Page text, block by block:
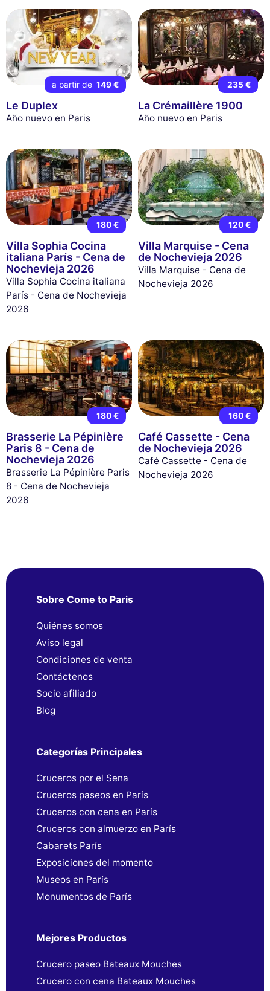
a partir de 149 €
Le Duplex
Año nuevo en Paris
235 €
La Crémaillère 1900
Año nuevo en Paris
180 €
Villa Sophia Cocina
italiana París - Cena de
Nochevieja 2026
Villa Sophia Cocina italiana
París - Cena de Nochevieja
2026
120 €
Villa Marquise - Cena
de Nochevieja 2026
Villa Marquise - Cena de
Nochevieja 2026
180 €
Brasserie La Pépinière
Paris 8 - Cena de
Nochevieja 2026
Brasserie La Pépinière Paris
8 - Cena de Nochevieja
2026
160 €
Café Cassette - Cena
de Nochevieja 2026
Café Cassette - Cena de
Nochevieja 2026
Sobre Come to Paris
Quiénes somos
Aviso legal
Condiciones de venta
Contáctenos
Socio afiliado
Blog
Categorías Principales
Cruceros por el Sena
Cruceros paseos en París
Cruceros con cena en París
Cruceros con almuerzo en París
Cabarets París
Exposiciones del momento
Museos en París
Monumentos de París
Mejores Productos
Crucero paseo Bateaux Mouches
Crucero con cena Bateaux Mouches